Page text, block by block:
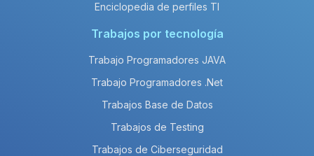
Enciclopedia de perfiles TI
Trabajos por tecnología
Trabajo Programadores JAVA
Trabajo Programadores .Net
Trabajos Base de Datos
Trabajos de Testing
Trabajos de Ciberseguridad